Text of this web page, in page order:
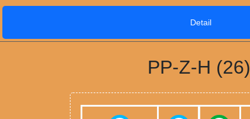
Detail
PP-Z-H (26)